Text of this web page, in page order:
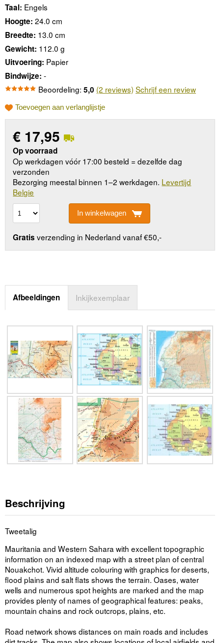
Taal: Engels
Hoogte: 24.0 cm
Breedte: 13.0 cm
Gewicht: 112.0 g
Uitvoering: Papier
Bindwijze: -
Beoordeling: 5,0 (2 reviews) Schrijf een review
Toevoegen aan verlanglijstje
€ 17,95
Op voorraad
Op werkdagen vóór 17:00 besteld = dezelfde dag
verzonden
Bezorging meestal binnen 1–2 werkdagen. Levertijd
Belgie
In winkelwagen
Gratis verzending in Nederland vanaf €50,-
Afbeeldingen Inkijkexemplaar
Beschrijving
Tweetalig
Mauritania and Western Sahara with excellent topographic
information on an indexed map with a street plan of central
Nouakchot. Vivid altitude colouring with graphics for deserts,
flood plains and salt flats shows the terrain. Oases, water
wells and numerous spot heights are marked and the map
provides plenty of names of geographical features: peaks,
mountain chains and rock outcrops, plains, etc.
Road network shows distances on main roads and includes